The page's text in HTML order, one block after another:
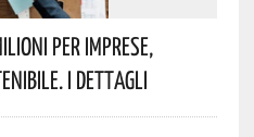
Per Imprese,
I Dettagli